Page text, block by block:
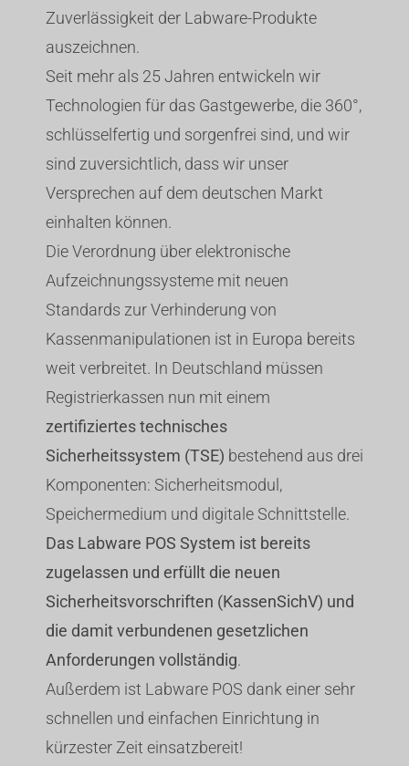
Zuverlässigkeit der Labware-Produkte
auszeichnen.
Seit mehr als 25 Jahren entwickeln wir
Technologien für das Gastgewerbe, die 360°,
schlüsselfertig und sorgenfrei sind, und wir
sind zuversichtlich, dass wir unser
Versprechen auf dem deutschen Markt
einhalten können.
Die Verordnung über elektronische
Aufzeichnungssysteme mit neuen
Standards zur Verhinderung von
Kassenmanipulationen ist in Europa bereits
weit verbreitet. In Deutschland müssen
Registrierkassen nun mit einem
zertifiziertes technisches
Sicherheitssystem (TSE) bestehend aus drei
Komponenten: Sicherheitsmodul,
Speichermedium und digitale Schnittstelle.
Das Labware POS System ist bereits
zugelassen und erfüllt die neuen
Sicherheitsvorschriften (KassenSichV) und
die damit verbundenen gesetzlichen
Anforderungen vollständig.
Außerdem ist Labware POS dank einer sehr
schnellen und einfachen Einrichtung in
kürzester Zeit einsatzbereit!